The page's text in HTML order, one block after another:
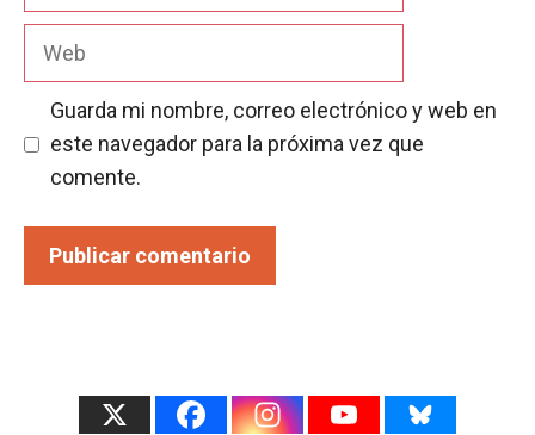
Guarda mi nombre, correo electrónico y web en
este navegador para la próxima vez que
comente.